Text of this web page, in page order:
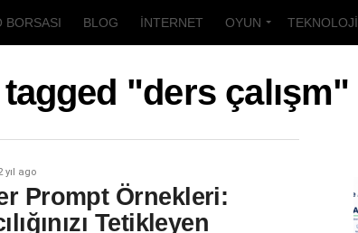
BORSASI BLOG İNTERNET OYUN TEKNOLOJI
"ders çalışm"
yıl ago
Prompt Örnekleri:
Tetikleyen